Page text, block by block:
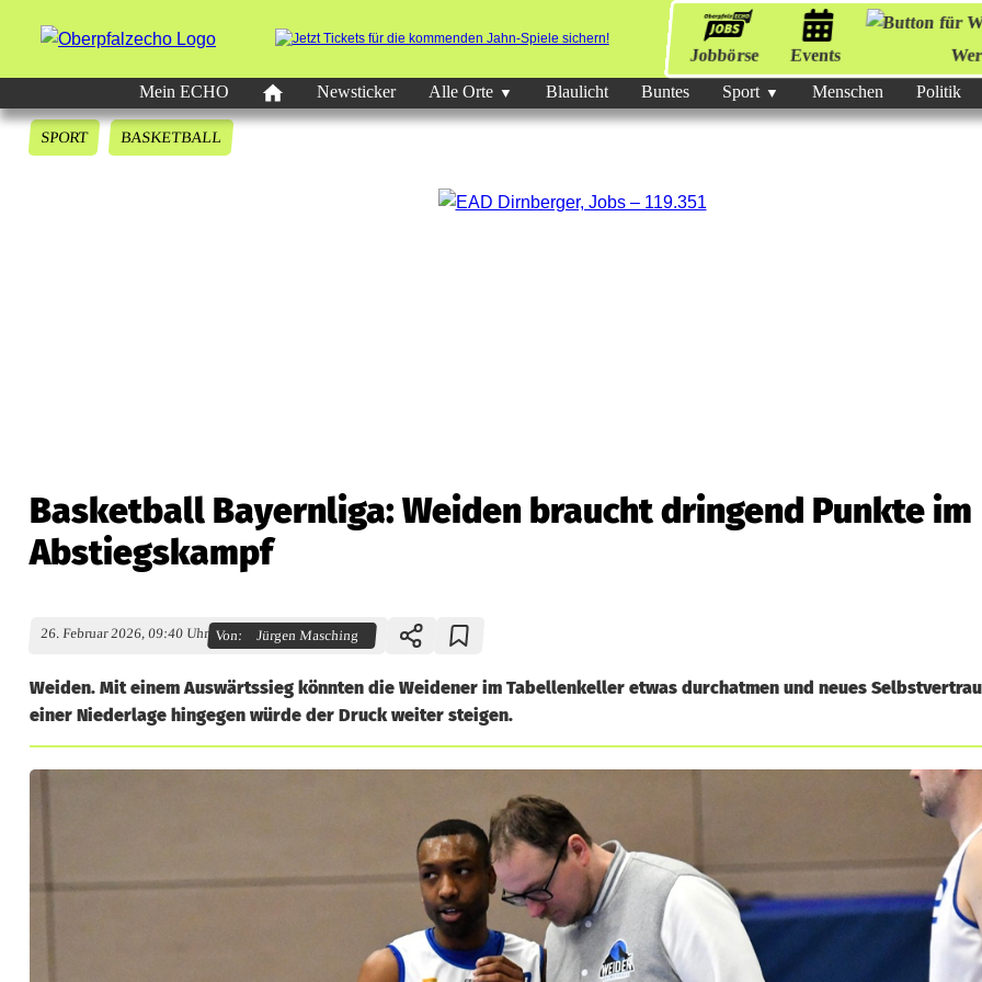
Jobbörse Events
Mein ECHO
Newsticker Alle Orte Blaulicht Buntes Sport Menschen Politik
SPORT BASKETBALL
Basketball Bayernliga: Weiden braucht dringend Punkte im
Abstiegskampf
26. Februar 2026, 09:40 Uhr Von: Jürgen Masching
Weiden. Mit einem Auswärtssieg könnten die Weidener im Tabellenkeller etwas durchatmen und neues
einer Niederlage hingegen würde der Druck weiter steigen.